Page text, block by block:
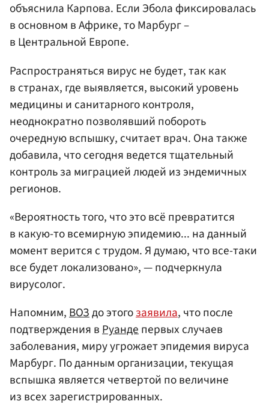
объяснила Карпова. Если Эбола фиксировалась
в основном в Африке, то Марбург –
в Центральной Европе.
Распространяться вирус не будет, так как
в странах, где выявляется, высокий уровень
медицины и санитарного контроля,
неоднократно позволявший побороть
очередную вспышку, считает врач. Она также
добавила, что сегодня ведется тщательный
контроль за миграцией людей из эндемичных
регионов.
«Вероятность того, что это всё превратится
в какую-то всемирную эпидемию... на данный
момент верится с трудом. Я думаю, что все-таки
все будет локализовано», — подчеркнула
вирусолог.
Напомним,ВОЗдо этогозаявила, что после
подтверждения вРуандепервых случаев
заболевания, миру угрожает эпидемия вируса
Марбург. По данным организации, текущая
вспышка является четвертой по величине
из всех зарегистрированных.